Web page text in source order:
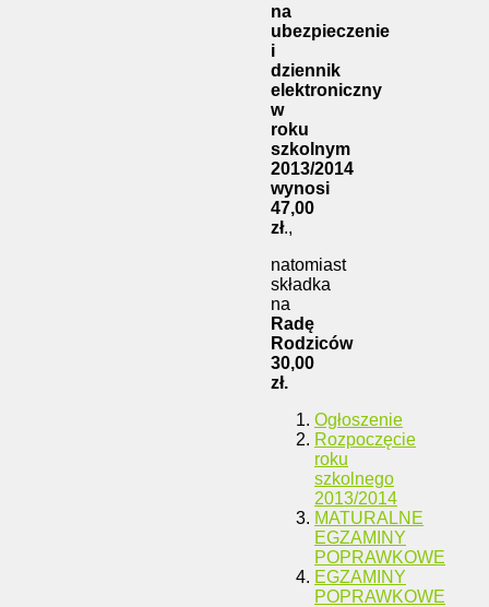
na
ubezpieczenie
i
dziennik
elektroniczny
w
roku
szkolnym
2013/2014
wynosi
47,00
zł.,
natomiast
składka
na
Radę
Rodziców
30,00
zł.
Ogłoszenie
Rozpoczęcie
roku
szkolnego
2013/2014
MATURALNE
EGZAMINY
POPRAWKOWE
EGZAMINY
POPRAWKOWE